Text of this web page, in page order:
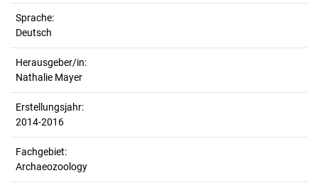
Sprache:
Deutsch
Herausgeber/in:
Nathalie Mayer
Erstellungsjahr:
2014-2016
Fachgebiet:
Archaeozoology